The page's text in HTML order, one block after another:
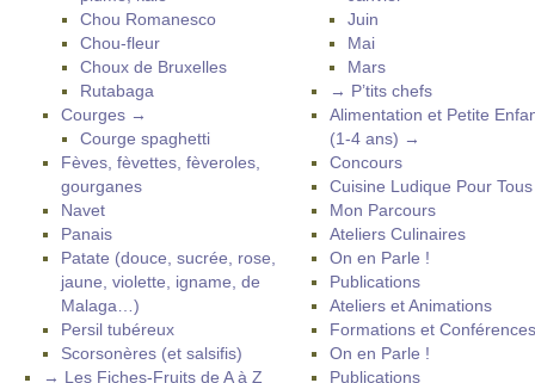
Chou Romanesco
Chou-fleur
Choux de Bruxelles
Rutabaga
Courges →
Courge spaghetti
Fèves, fèvettes, fèveroles,
gourganes
Navet
Panais
Patate (douce, sucrée, rose,
jaune, violette, igname, de
Malaga…)
Persil tubéreux
Scorsonères (et salsifis)
→ Les Fiches-Fruits de A à Z
Juin
Mai
Mars
→ P’tits chefs
Alimentation et Petite
(1-4 ans) →
Concours
Cuisine Ludique Pour
Mon Parcours
Ateliers Culinaires
On en Parle !
Publications
Ateliers et Animations
Formations et Conférences
On en Parle !
Publications